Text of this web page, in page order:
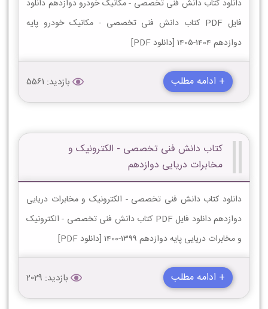
دانلود کتاب دانش فنی تخصصی - مکانیک خودرو دوازدهم دانلود
فایل PDF کتاب دانش فنی تخصصی - مکانیک خودرو پایه
دوازدهم 1404-1405 [دانلود PDF]
+ ادامه مطلب بازدید: 5561
کتاب دانش فنی تخصصی - الکترونیک و
مخابرات دریایی دوازدهم
دانلود کتاب دانش فنی تخصصی - الکترونیک و مخابرات دریایی
دوازدهم دانلود فایل PDF کتاب دانش فنی تخصصی - الکترونیک
و مخابرات دریایی پایه دوازدهم 1399-1400 [دانلود PDF]
+ ادامه مطلب بازدید: 2029